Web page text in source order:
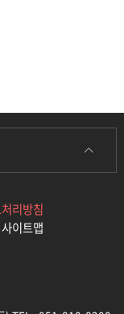
리방침
사이트맵